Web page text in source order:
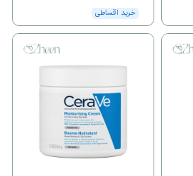
خرید اقساطی